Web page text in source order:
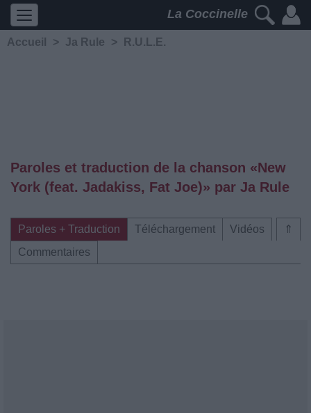
La Coccinelle
Accueil > Ja Rule > R.U.L.E.
Paroles et traduction de la chanson «New
York (feat. Jadakiss, Fat Joe)» par Ja Rule
⇑
Paroles + Traduction Téléchargement
Vidéos
Commentaires